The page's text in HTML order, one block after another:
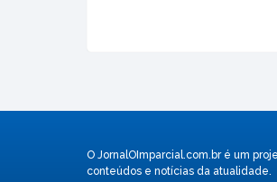
O JornalOImparcial.com.br é um
conteúdos e notícias da atualidade.